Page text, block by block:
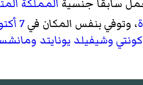
سابقاً جنسية المملكة
، وتوفي بنفس المكان في7 أكتوبر
وشيفيلد يونايتد